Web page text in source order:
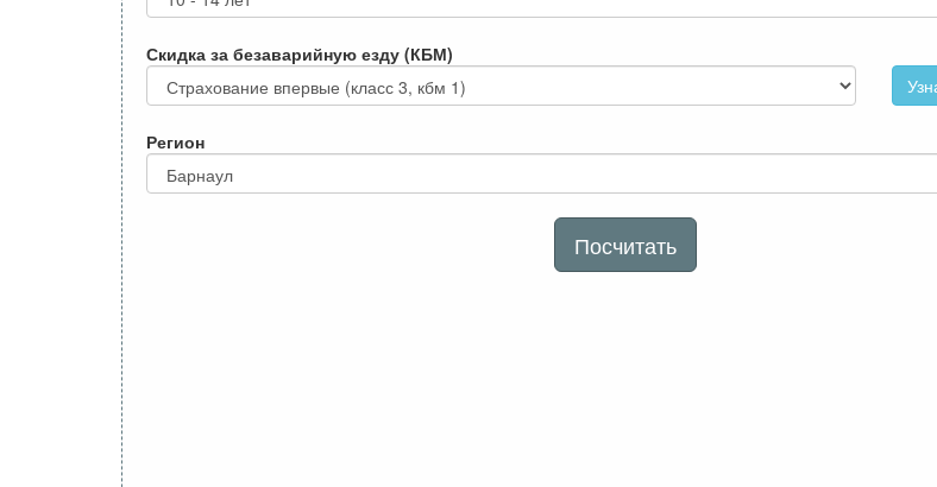
Скидка за безаварийную езду (КБМ)
Регион
Посчитать